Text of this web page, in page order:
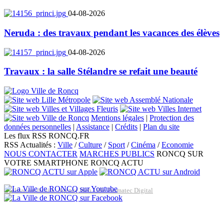
04-08-2026
Neruda : des travaux pendant les vacances des élèves
04-08-2026
Travaux : la salle Stélandre se refait une beauté
Mentions légales | Protection des
données personnelles | Assistance | Crédits | Plan du site
Les flux RSS RONCQ.FR
RSS Actualités : Ville /Culture / Sport /Cinéma /Economie
NOUS CONTACTER MARCHES PUBLICS RONCQ SUR
VOTRE SMARTPHONE RONCQ ACTU
Réalisation du site: Agence Web Lille Promatec Digital